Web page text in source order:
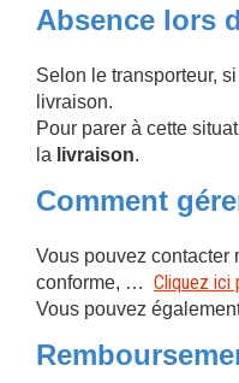
Absence lors
Selon le transporteur,
livraison.
Pour parer à cette
la livraison.
Comment
Vous pouvez contacter
conforme, … Cliquez ici
Vous pouvez